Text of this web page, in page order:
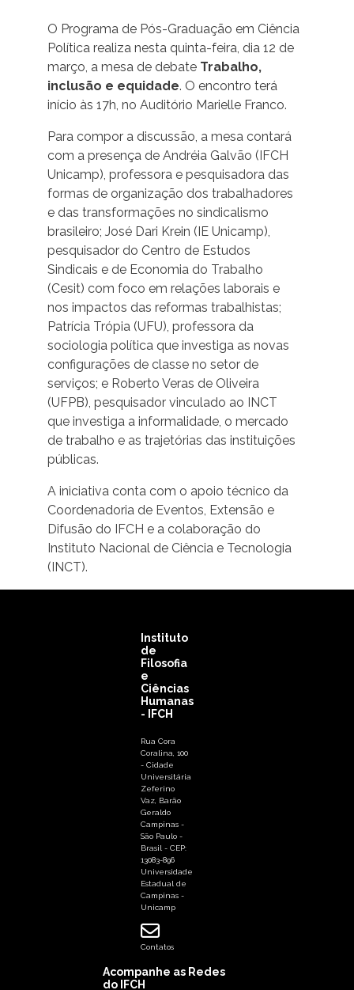
O Programa de Pós-Graduação em Ciência
Política realiza nesta quinta-feira, dia 12 de
março, a mesa de debate Trabalho,
inclusão e equidade. O encontro terá
início às 17h, no Auditório Marielle Franco.
Para compor a discussão, a mesa contará
com a presença de Andréia Galvão (IFCH
Unicamp), professora e pesquisadora das
formas de organização dos trabalhadores
e das transformações no sindicalismo
brasileiro; José Dari Krein (IE Unicamp),
pesquisador do Centro de Estudos
Sindicais e de Economia do Trabalho
(Cesit) com foco em relações laborais e
nos impactos das reformas trabalhistas;
Patrícia Trópia (UFU), professora da
sociologia política que investiga as novas
configurações de classe no setor de
serviços; e Roberto Veras de Oliveira
(UFPB), pesquisador vinculado ao INCT
que investiga a informalidade, o mercado
de trabalho e as trajetórias das instituições
públicas.
A iniciativa conta com o apoio técnico da
Coordenadoria de Eventos, Extensão e
Difusão do IFCH e a colaboração do
Instituto Nacional de Ciência e Tecnologia
(INCT).
Instituto
de
Filosofia
e
Ciências
Humanas
- IFCH
Rua Cora
Coralina, 100
- Cidade
Universitária
Zeferino
Vaz, Barão
Geraldo
Campinas -
São Paulo -
Brasil - CEP:
13083-896
Universidade
Estadual de
Campinas -
Unicamp
Contatos
Acompanhe as Redes
do IFCH